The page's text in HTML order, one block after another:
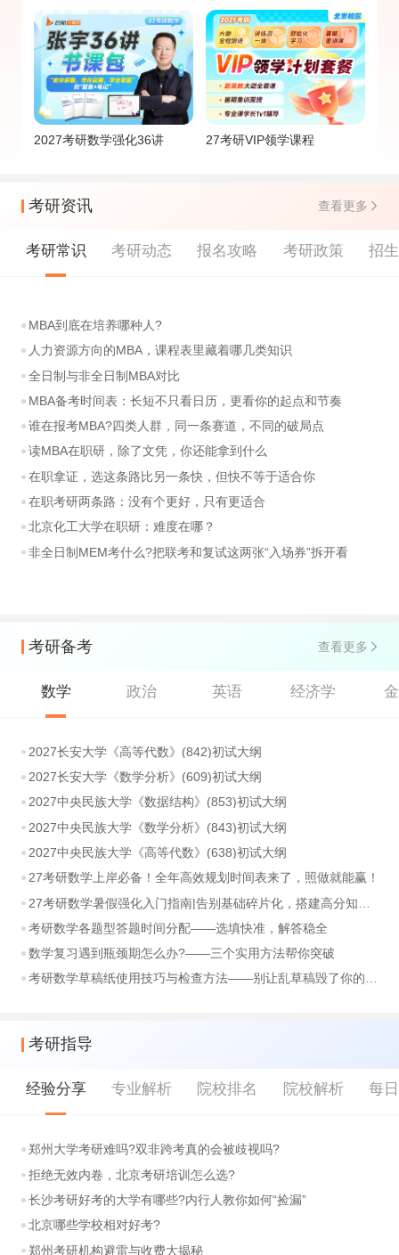
2027考研数学强化36讲 27考研VIP领学课程
考研资讯 查看更多
考研常识 考研动态 报名攻略 考研政策 招
MBA到底在培养哪种人?
人力资源方向的MBA，课程表里藏着哪几类知识
全日制与非全日制MBA对比
MBA备考时间表：长短不只看日历，更看你的起点和节奏
谁在报考MBA?四类人群，同一条赛道，不同的破局点
读MBA在职研，除了文凭，你还能拿到什么
在职拿证，选这条路比另一条快，但快不等于适合你
在职考研两条路：没有个更好，只有更适合
北京化工大学在职研：难度在哪？
非全日制MEM考什么?把联考和复试这两张“入场券”拆开看
考研备考 查看更多
数学 政治 英语 经济学
2027长安大学《高等代数》(842)初试大纲
2027长安大学《数学分析》(609)初试大纲
2027中央民族大学《数据结构》(853)初试大纲
2027中央民族大学《数学分析》(843)初试大纲
2027中央民族大学《高等代数》(638)初试大纲
27考研数学上岸必备！全年高效规划时间表来了，照做就能赢！
27考研数学暑假强化入门指南|告别基础碎片化，搭建高分知识体系
考研数学各题型答题时间分配——选填快准，解答稳全
数学复习遇到瓶颈期怎么办?——三个实用方法帮你突破
考研数学草稿纸使用技巧与检查方法——别让乱草稿毁了你的分数
考研指导
经验分享 专业解析 院校排名 院校解析 每
郑州大学考研难吗?双非跨考真的会被歧视吗?
拒绝无效内卷，北京考研培训怎么选?
长沙考研好考的大学有哪些?内行人教你如何“捡漏”
北京哪些学校相对好考?
郑州考研机构避雷与收费大揭秘